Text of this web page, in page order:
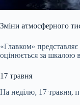
Зміни атмосферного
«Главком»
оцінюється за шкалою
17 травня
На неділю, 17 травня,